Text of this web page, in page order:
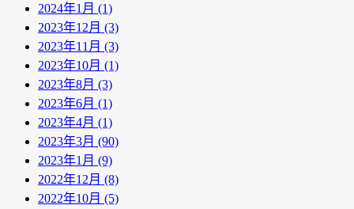
2024年1月 (1)
2023年12月 (3)
2023年11月 (3)
2023年10月 (1)
2023年8月 (3)
2023年6月 (1)
2023年4月 (1)
2023年3月 (90)
2023年1月 (9)
2022年12月 (8)
2022年10月 (5)